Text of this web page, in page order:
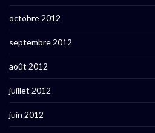
octobre 2012
septembre 2012
août 2012
juillet 2012
juin 2012